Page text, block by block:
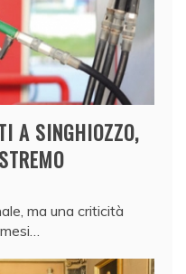
A SINGHIOZZO,
ma una criticità